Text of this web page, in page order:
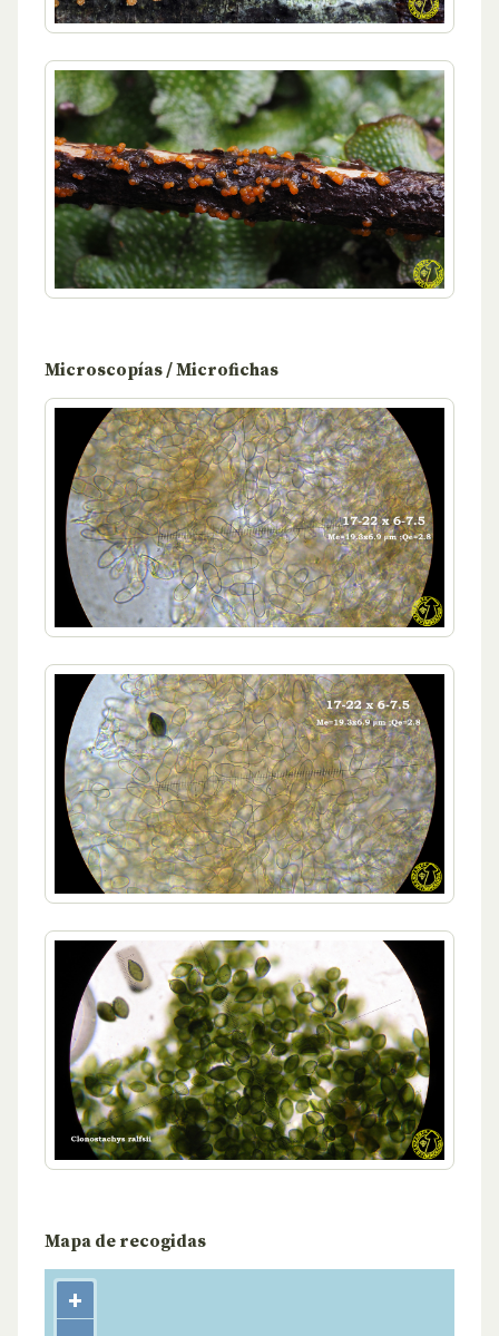
Microscopías / Microfichas
Mapa de recogidas
+